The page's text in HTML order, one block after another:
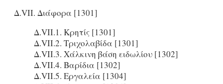
Δ.VII. Διάφορα [1301]
Δ.VII.1. Κρητίς [1301]
Δ.VII.2. Τριχολαβίδα [1301]
Δ.VII.3. Χάλκινη βάση ειδωλίου [1302]
Δ.VII.4. Βαρίδια [1302]
Δ.VII.5. Εργαλεία [1304]